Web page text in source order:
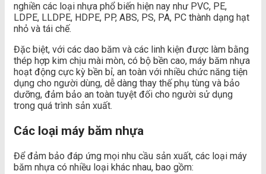
nghiền các loại nhựa phổ biến hiện nay như PVC, PE,
LDPE, LLDPE, HDPE, PP, ABS, PS, PA, PC thành dạng hạt
nhỏ và tái chế.
Đặc biệt, với các dao băm và các linh kiện được làm bằng
thép hợp kim chịu mài mòn, có bộ bền cao, máy băm nhựa
hoạt động cực kỳ bền bỉ, an toàn với nhiều chức năng tiện
dụng cho người dùng, dễ dàng thay thế phụ tùng và bảo
dưỡng, đảm bảo an toàn tuyệt đối cho người sử dụng
trong quá trình sản xuất.
Các loại máy băm nhựa
Để đảm bảo đáp ứng mọi nhu cầu sản xuất, các loại máy
băm nhựa có nhiều loại khác nhau, bao gồm: